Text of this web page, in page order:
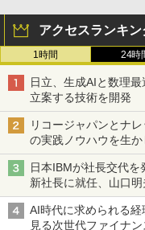
アクセスランキン
1時間 24時
日立、生成AIと数理
立案する技術を開発
リコージャパンとナ
の実践ノウハウを生
日本IBMが社長交代
新社長に就任、山口
AI時代に求められる
見る次世代ファイナ